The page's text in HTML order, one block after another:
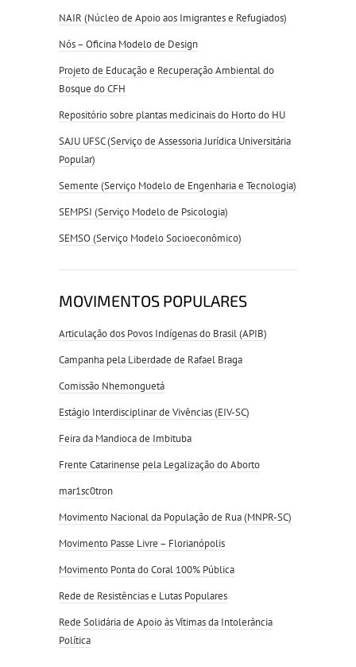
NAIR (Núcleo de Apoio aos Imigrantes e Refugiados)
Nós – Oficina Modelo de Design
Projeto de Educação e Recuperação Ambiental do
Bosque do CFH
Repositório sobre plantas medicinais do Horto do HU
SAJU UFSC (Serviço de Assessoria Jurídica Universitária
Popular)
Semente (Serviço Modelo de Engenharia e Tecnologia)
SEMPSI (Serviço Modelo de Psicologia)
SEMSO (Serviço Modelo Socioeconômico)
MOVIMENTOS POPULARES
Articulação dos Povos Indígenas do Brasil (APIB)
Campanha pela Liberdade de Rafael Braga
Comissão Nhemonguetá
Estágio Interdisciplinar de Vivências (EIV-SC)
Feira da Mandioca de Imbituba
Frente Catarinense pela Legalização do Aborto
mar1sc0tron
Movimento Nacional da População de Rua (MNPR-SC)
Movimento Passe Livre – Florianópolis
Movimento Ponta do Coral 100% Pública
Rede de Resistências e Lutas Populares
Rede Solidária de Apoio às Vítimas da Intolerância
Política